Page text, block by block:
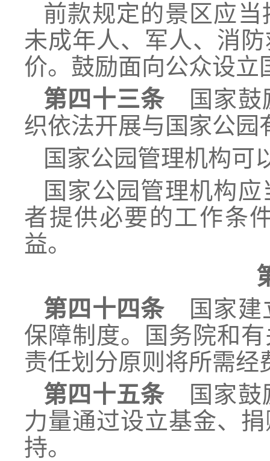
前款规定的景区应
未成年人、军人、消
价。鼓励面向公众设立
第四十三条 国家鼓
织依法开展与国家公园
国家公园管理机构可
国家公园管理机构
者提供必要的工作条
益。
第四十四条 国家建
保障制度。国务院和
责任划分原则将所需经
第四十五条 国家鼓
力量通过设立基金、
持。